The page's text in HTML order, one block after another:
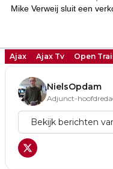
Ajax Ajax Tv Open
NielsOpdam
Adjunct-
Bekijk berichten